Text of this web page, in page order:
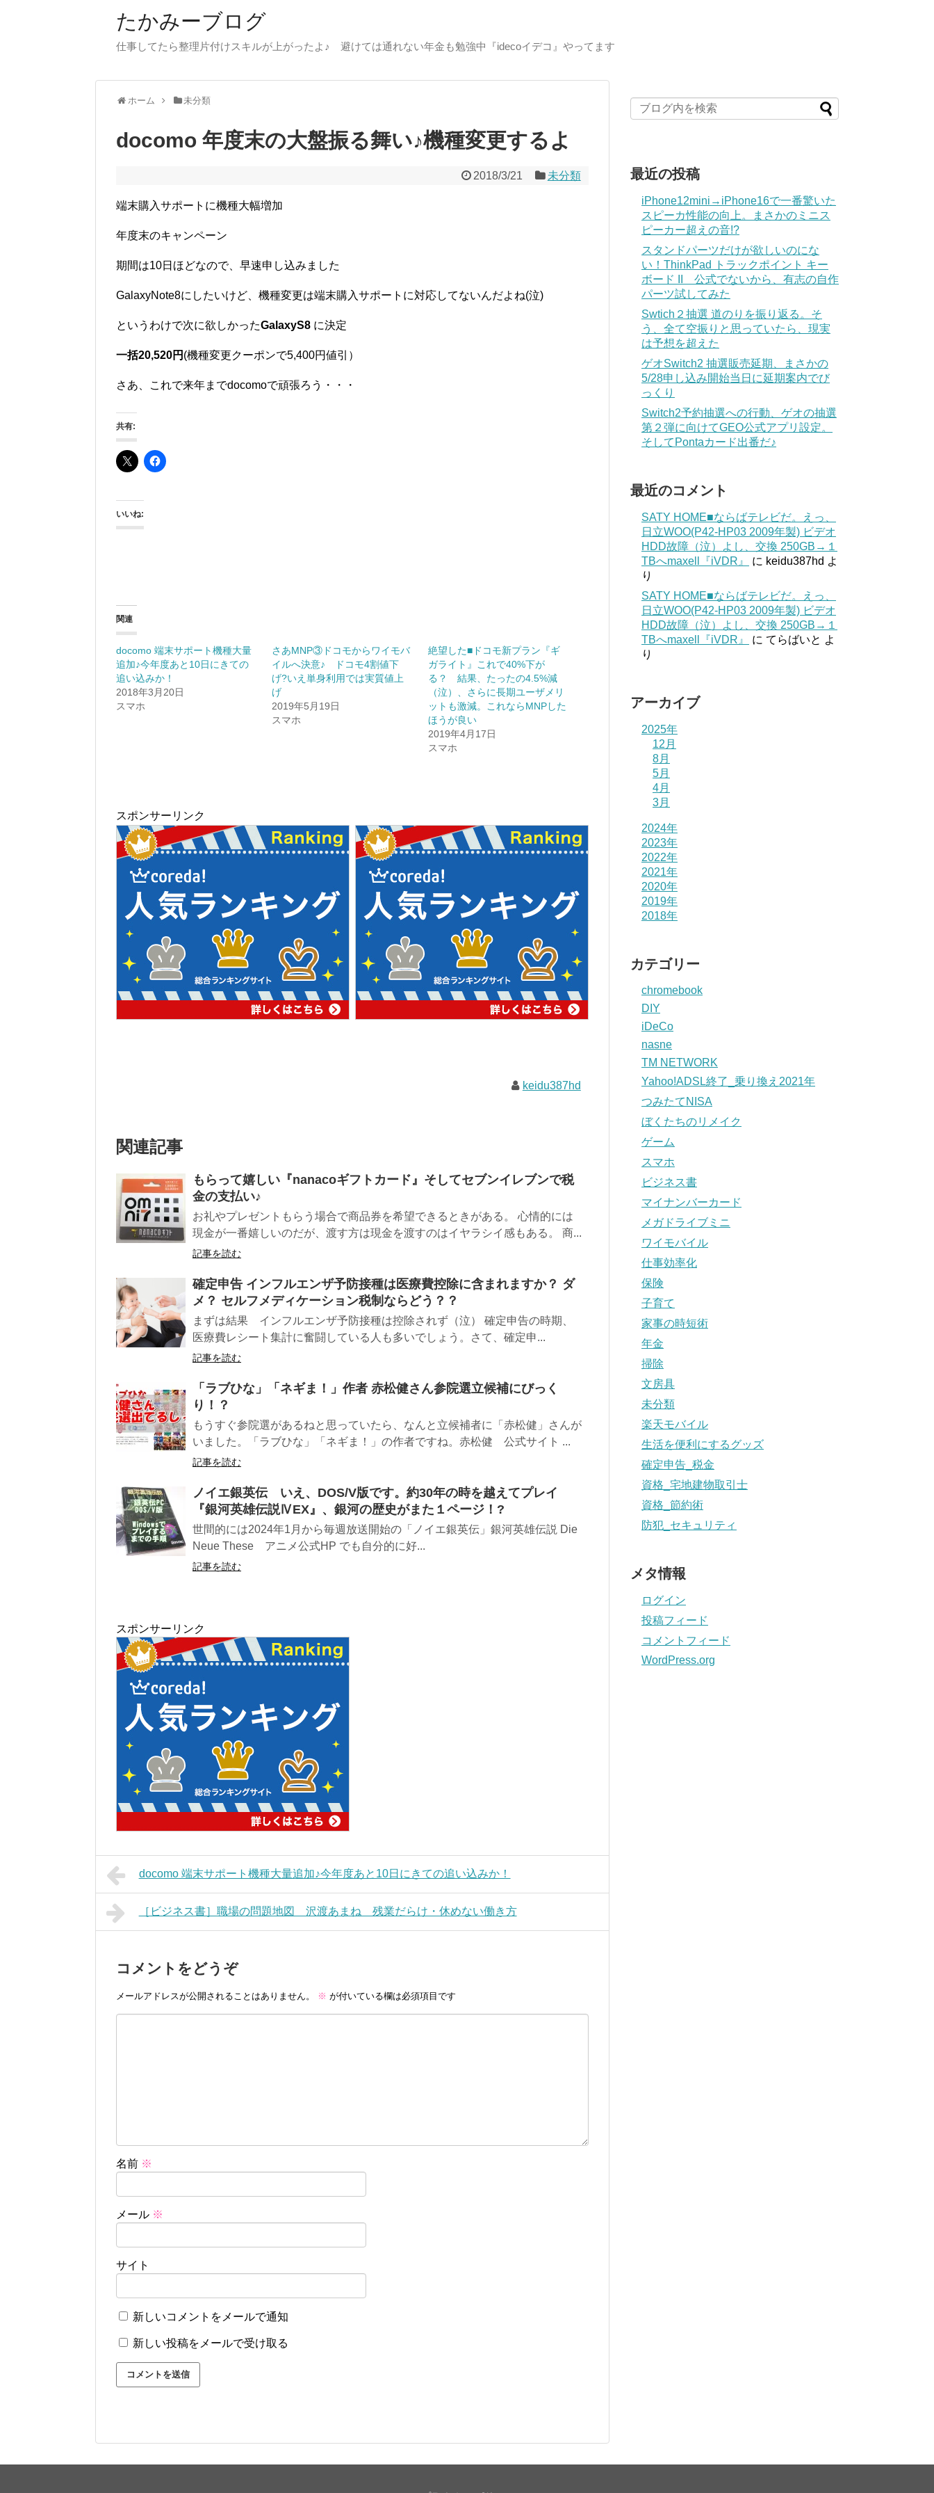
たかみーブログ
仕事してたら整理片付けスキルが上がったよ♪ 避けては通れない年金も勉強中『idecoイデコ』やってます
ホーム 未分類
docomo 年度末の大盤振る舞い♪機種変更するよ
2018/3/21 未分類
端末購入サポートに機種大幅増加
年度末のキャンペーン
期間は10日ほどなので、早速申し込みました
GalaxyNote8にしたいけど、機種変更は端末購入サポートに対応してないんだよね(泣)
というわけで次に欲しかったGalaxyS8 に決定
一括20,520円 (機種変更クーポンで5,400円値引）
さあ、これで来年までdocomoで頑張ろう・・・
共有:
いいね:
関連
docomo 端末サポート機種大量
追加♪今年度あと10日にきての
追い込みか！
2018年3月20日
スマホ
さあMNP③ドコモからワイモバ
イルへ決意♪ ドコモ4割値下
げ?いえ単身利用では実質値上
げ
2019年5月19日
スマホ
絶望した■ドコモ新プラン『ギ
ガライト』これで40%下が
る？ 結果、たったの4.5%減
（泣）、さらに長期ユーザメリ
ットも激減。これならMNPした
ほうが良い
2019年4月17日
スマホ
スポンサーリンク
keidu387hd
関連記事
もらって嬉しい『nanacoギフトカード』そしてセブンイレブンで税
金の支払い♪
お礼やプレゼントもらう場合で商品券を希望できるときがある。 心情的には
現金が一番嬉しいのだが、渡す方は現金を渡すのはイヤラシイ感もある。 商...
記事を読む
確定申告 インフルエンザ予防接種は医療費控除に含まれますか？ ダ
メ？ セルフメディケーション税制ならどう？？
まずは結果 インフルエンザ予防接種は控除されず（泣） 確定申告の時期、
医療費レシート集計に奮闘している人も多いでしょう。さて、確定申...
記事を読む
「ラブひな」「ネギま！」作者 赤松健さん参院選立候補にびっく
り！？
もうすぐ参院選があるねと思っていたら、なんと立候補者に「赤松健」さんが
いました。「ラブひな」「ネギま！」の作者ですね。赤松健 公式サイト ...
記事を読む
ノイエ銀英伝 いえ、DOS/V版です。約30年の時を越えてプレイ
『銀河英雄伝説ⅣEX』、銀河の歴史がまた１ページ！?
世間的には2024年1月から毎週放送開始の「ノイエ銀英伝」銀河英雄伝説 Die
Neue These アニメ公式HP でも自分的に好...
記事を読む
スポンサーリンク
docomo 端末サポート機種大量追加♪今年度あと10日にきての追い込みか！
［ビジネス書］職場の問題地図 沢渡あまね 残業だらけ・休めない働き方
コメントをどうぞ
メールアドレスが公開されることはありません。 ※ が付いている欄は必須項目です
名前 ※
メール ※
サイト
新しいコメントをメールで通知
新しい投稿をメールで受け取る
最近の投稿
iPhone12mini→iPhone16で一番驚いた
スピーカ性能の向上。まさかのミニス
ピーカー超えの音!?
スタンドパーツだけが欲しいのにな
い！ThinkPad トラックポイント キー
ボード II 公式でないから、有志の自作
パーツ試してみた
Swtich２抽選 道のりを振り返る。そ
う、全て空振りと思っていたら、現実
は予想を超えた
ゲオSwitch2 抽選販売延期、まさかの
5/28申し込み開始当日に延期案内でび
っくり
Switch2予約抽選への行動、ゲオの抽選
第２弾に向けてGEO公式アプリ設定。
そしてPontaカード出番だ♪
最近のコメント
SATY HOME■ならばテレビだ。えっ、
日立WOO(P42-HP03 2009年製) ビデオ
HDD故障（泣）よし、交換 250GB→１
TBへmaxell『iVDR』
に keidu387hd よ
り
SATY HOME■ならばテレビだ。えっ、
日立WOO(P42-HP03 2009年製) ビデオ
HDD故障（泣）よし、交換 250GB→１
TBへmaxell『iVDR』
に てらばいと よ
り
アーカイブ
2025年
12月
8月
5月
4月
3月
2024年
2023年
2022年
2021年
2020年
2019年
2018年
カテゴリー
chromebook
DIY
iDeCo
nasne
TM NETWORK
Yahoo!ADSL終了_乗り換え2021年
つみたてNISA
ぼくたちのリメイク
ゲーム
スマホ
ビジネス書
マイナンバーカード
メガドライブミニ
ワイモバイル
仕事効率化
保険
子育て
家事の時短術
年金
掃除
文房具
未分類
楽天モバイル
生活を便利にするグッズ
確定申告_税金
資格_宅地建物取引士
資格_節約術
防犯_セキュリティ
メタ情報
ログイン
投稿フィード
コメントフィード
WordPress.org